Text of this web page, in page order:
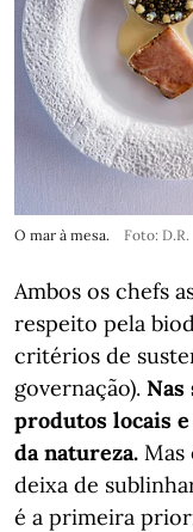
O mar à mesa. Foto: D.R.
Ambos os chefs
respeito pela
critérios de
governação). Nas
produtos locais
da natureza. Mas
deixa de
é a primeira